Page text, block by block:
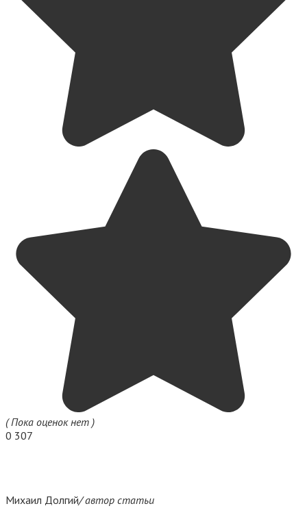
( Пока оценок нет )
0 307
Михаил Долгий/ автор статьи